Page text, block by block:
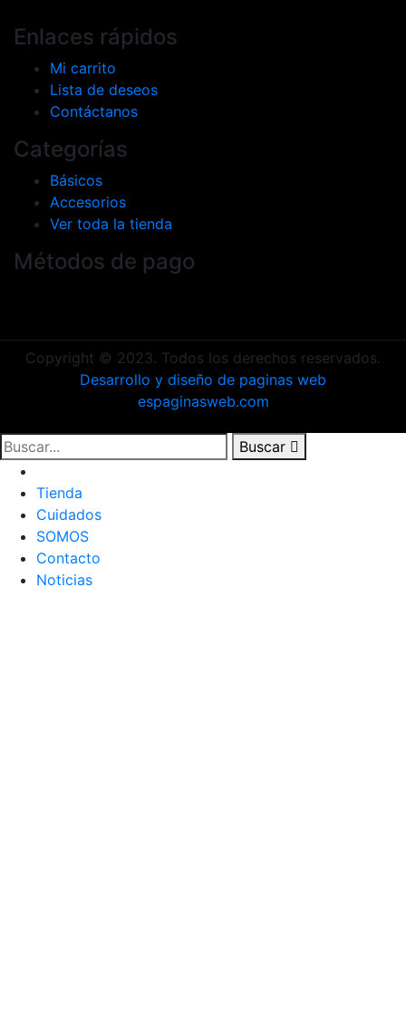
Enlaces rápidos
Mi carrito
Lista de deseos
Contáctanos
Categorías
Básicos
Accesorios
Ver toda la tienda
Métodos de pago
Copyright © 2023. Todos los derechos reservados.
Desarrollo y diseño de paginas web
espaginasweb.com
Buscar
Tienda
Cuidados
SOMOS
Contacto
Noticias